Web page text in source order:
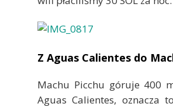
Z Aguas Calientes do
Machu Picchu góruje 400
Aguas Calientes, oznacza